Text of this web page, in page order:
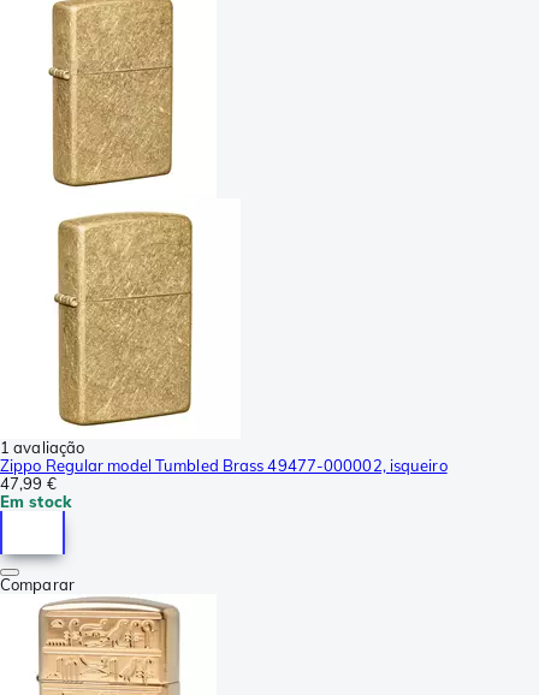
1 avaliação
Zippo Regular model Tumbled Brass 49477-000002, isqueiro
47,99 €
Em stock
Comparar